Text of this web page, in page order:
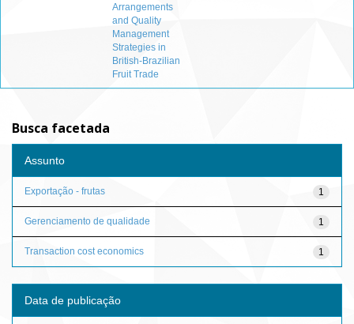
Arrangements
and Quality
Management
Strategies in
British-Brazilian
Fruit Trade
Busca facetada
Assunto
1
Exportação - frutas
1
Gerenciamento de qualidade
1
Transaction cost economics
Data de publicação